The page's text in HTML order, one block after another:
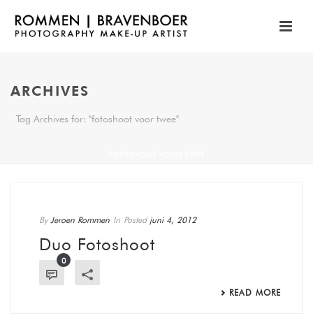
ARCHIVES
Tag Archives for: "fotoshoot voor twee"
By Jeroen Rommen In Posted juni 4, 2012
Duo Fotoshoot
0
READ MORE